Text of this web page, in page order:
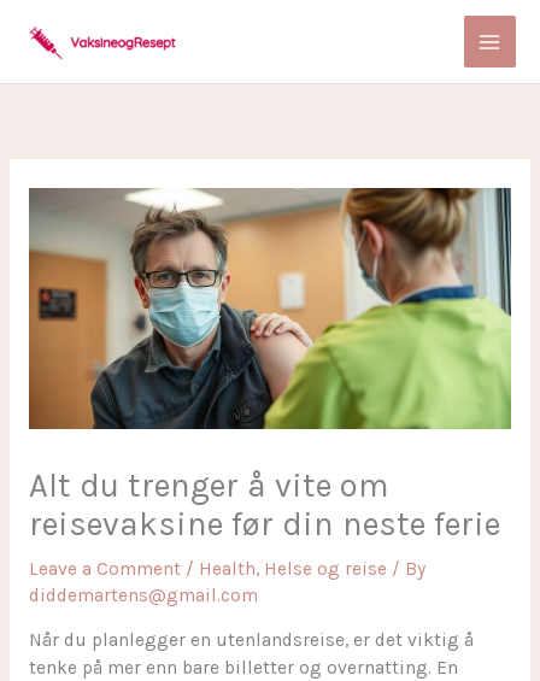
Alt du trenger å vite om
reisevaksine før din neste ferie
Leave a Comment / Health, Helse og reise / By
diddemartens@gmail.com
Når du planlegger en utenlandsreise, er det viktig å
tenke på mer enn bare billetter og overnatting. En